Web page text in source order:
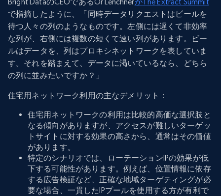
で指摘したように、「同時データリクエストはビールを
待つ人々の列のようなものです。左側には遅くて非効率
な列が、右側には複数の短くて速い列があります。ビー
ルはデータを、列はプロキシネットワークを表していま
す。それを踏まえて、データに渇いているなら、どちら
の列に並みたいですか？」
住宅用ネットワーク利用の主なデメリット：
住宅用ネットワークの利用は比較的高価な選択肢と
なる傾向がありますが、アクセスが難しいターゲッ
トサイトに対する効果の高さから、通常はその価値
があります。
特定のシナリオでは、ローテーションIPの効果が低
下する可能性があります。例えば、位置情報に依存
する広告検証など、正確な地域ターゲティングが必
要な場合、一貫したIPプールを使用する方が有利で